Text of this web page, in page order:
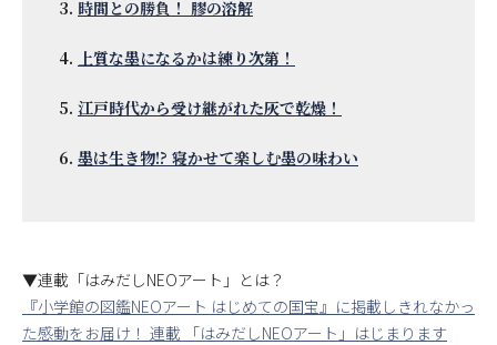
時間との勝負！ 膠の溶解
上質な墨になるかは練り次第！
江戸時代から受け継がれた灰で乾燥！
墨は生き物!? 寝かせて楽しむ墨の味わい
▼連載「はみだしNEOアート」とは？
『小学館の図鑑NEOアート はじめての国宝』に掲載しきれなかっ
た感動をお届け！ 連載 「はみだしNEOアート」はじまります